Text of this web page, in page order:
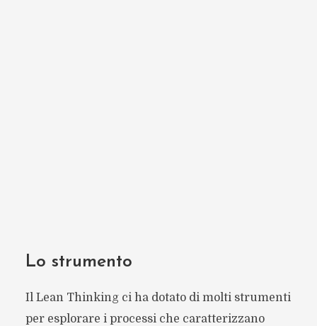
Lo strumento
Il Lean Thinking ci ha dotato di molti strumenti
per esplorare i processi che caratterizzano